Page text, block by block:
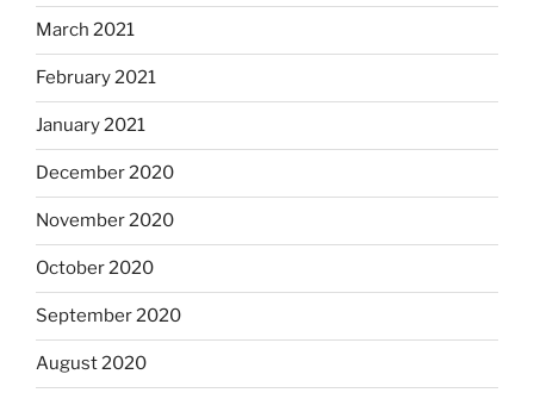
March 2021
February 2021
January 2021
December 2020
November 2020
October 2020
September 2020
August 2020